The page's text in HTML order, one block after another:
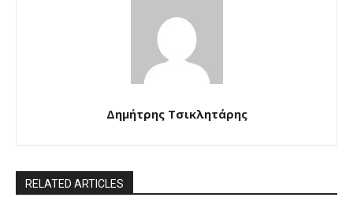
Δημήτρης Τσικλητάρης
RELATED ARTICLES